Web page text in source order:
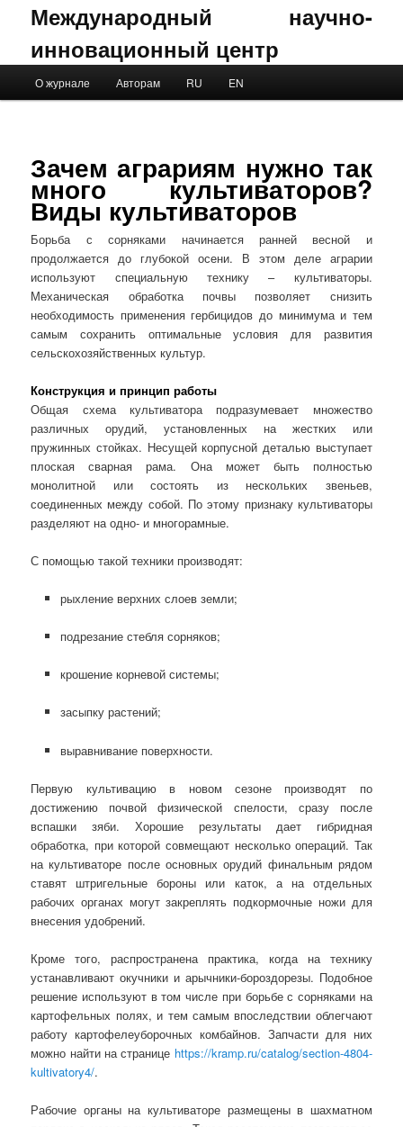
Международный научно-
инновационный центр
Skip to primary content
Skip to secondary content
О журнале Авторам RU EN
Зачем аграриям нужно так
много культиваторов?
Виды культиваторов
Борьба с сорняками начинается ранней весной и
продолжается до глубокой осени. В этом деле аграрии
используют специальную технику – культиваторы.
Механическая обработка почвы позволяет снизить
необходимость применения гербицидов до минимума и тем
самым сохранить оптимальные условия для развития
сельскохозяйственных культур.
Конструкция и принцип работы
Общая схема культиватора подразумевает множество
различных орудий, установленных на жестких или
пружинных стойках. Несущей корпусной деталью выступает
плоская сварная рама. Она может быть полностью
монолитной или состоять из нескольких звеньев,
соединенных между собой. По этому признаку культиваторы
разделяют на одно- и многорамные.
С помощью такой техники производят:
рыхление верхних слоев земли;
подрезание стебля сорняков;
крошение корневой системы;
засыпку растений;
выравнивание поверхности.
Первую культивацию в новом сезоне производят по
достижению почвой физической спелости, сразу после
вспашки зяби. Хорошие результаты дает гибридная
обработка, при которой совмещают несколько операций. Так
на культиваторе после основных орудий финальным рядом
ставят штригельные бороны или каток, а на отдельных
рабочих органах могут закреплять подкормочные ножи для
внесения удобрений.
Кроме того, распространена практика, когда на технику
устанавливают окучники и арычники-бороздорезы. Подобное
решение используют в том числе при борьбе с сорняками на
картофельных полях, и тем самым впоследствии облегчают
работу картофелеуборочных комбайнов. Запчасти для них
можно найти на странице https://kramp.ru/catalog/section-4804-
kultivatory4/.
Рабочие органы на культиваторе размещены в шахматном